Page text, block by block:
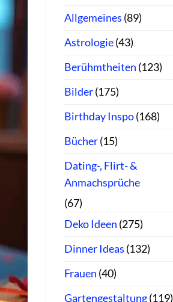
Allgemeines (89)
Astrologie(43)
Berühmtheiten (123)
Bilder(175)
Birthday Inspo(168)
Bücher(15)
Dating-, Flirt- &
Anmachsprüche
(67)
Deko Ideen (275)
Dinner Ideas (132)
Frauen (40)
Gartengestaltung(119)